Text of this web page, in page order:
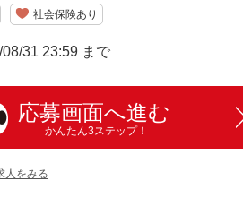
社会保険あり
31 23:59 まで
応募画面へ進む
かんたん3ステップ！
人をみる